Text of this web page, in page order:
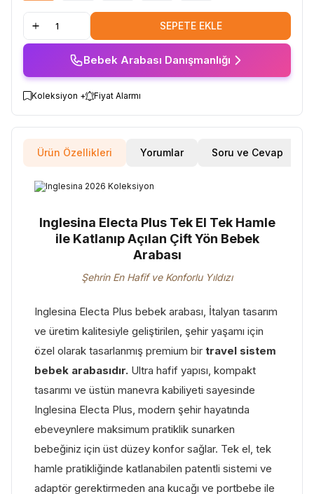
SEPETE EKLE
Bebek Arabası Danışmanlığı
Koleksiyon + Fiyat Alarmı
Ürün Özellikleri Yorumlar Soru ve Cevap
Inglesina Electa Plus Tek El Tek Hamle
ile Katlanıp Açılan Çift Yön Bebek
Arabası
Şehrin En Hafif ve Konforlu Yıldızı
Inglesina Electa Plus bebek arabası, İtalyan tasarım
ve üretim kalitesiyle geliştirilen, şehir yaşamı için
özel olarak tasarlanmış premium bir travel sistem
bebek arabasıdır. Ultra hafif yapısı, kompakt
tasarımı ve üstün manevra kabiliyeti sayesinde
Inglesina Electa Plus, modern şehir hayatında
ebeveynlere maksimum pratiklik sunarken
bebeğiniz için üst düzey konfor sağlar. Tek el, tek
hamle pratikliğinde katlanabilen patentli sistemi ve
adaptör gerektirmeden ana kucağı ve portbebe ile